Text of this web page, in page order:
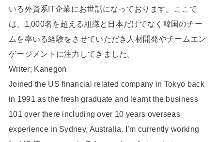
いる外資系IT企業にお世話になっております。ここで
は、1,000名を超える組織と日本だけでなく韓国のチー
ムを率いる経験をさせていただき人材開発やチームエン
ゲージメントに注力してきました。
Writer; Kanegon
Joined the US financial related company in Tokyo back
in 1991 as the fresh graduate and learnt the business
101 over there including over 10 years overseas
experience in Sydney, Australia. I’m currently working